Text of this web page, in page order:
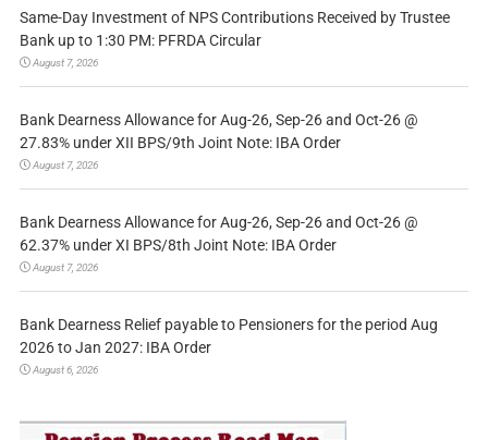
Same-Day Investment of NPS Contributions Received by Trustee
Bank up to 1:30 PM: PFRDA Circular
August 7, 2026
Bank Dearness Allowance for Aug-26, Sep-26 and Oct-26 @
27.83% under XII BPS/9th Joint Note: IBA Order
August 7, 2026
Bank Dearness Allowance for Aug-26, Sep-26 and Oct-26 @
62.37% under XI BPS/8th Joint Note: IBA Order
August 7, 2026
Bank Dearness Relief payable to Pensioners for the period Aug
2026 to Jan 2027: IBA Order
August 6, 2026